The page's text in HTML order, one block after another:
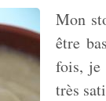
Mon
être
fois, je
très